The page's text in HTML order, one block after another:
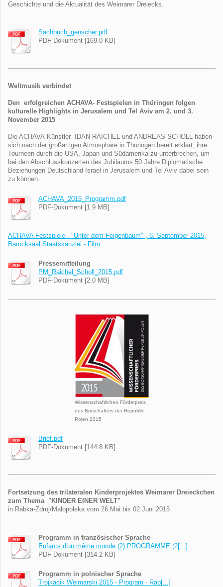
Geschichte und die Aktualität des Weimarer Dreiecks.
Sachbuch_genscher.pdf
PDF-Dokument [169.0 KB]
Weltmusik verbindet
Den erfolgreichen ACHAVA- Festspielen in Thüringen folgen
kulturelle Highlights in Jerusalem und Tel Aviv am 2. und 3.
November 2015
Die ACHAVA-Künstler IDAN RAICHEL und ANDREAS SCHOLL haben
sich nach der großartigen Atmosphäre in Thüringen bereit erklärt, ihre
Tourneen durch die USA, Japan und Südamerika zu unterbrechen, um
bei den Abschlusskonzerten des Jubiläums 50 Jahre Diplomatische
Beziehungen Deutschland-Israel in Jerusalem und Tel Aviv dabei sein
zu können.
ACHAVA_2015_Programm.pdf
PDF-Dokument [1.9 MB]
ACHAVA Festspiele - "Unter dem Feigenbaum" , 6. September 2015,
Barocksaal Staatskanzlei - Film
Pressemitteilung
PM_Raichel_Scholl_2015.pdf
PDF-Dokument [2.0 MB]
Wissenschaftlichen Förderpreis
des Botschafters der Republik
Polen 2015
Brief.pdf
PDF-Dokument [144.8 KB]
Fortsetzung des trilateralen Kinderprojektes Weimarer Dreieckchen
zum Thema "KINDER EINER WELT"
in Rabka-Zdroj/Malopolska vom 26.Mai.bis 02.Juni 2015
Programm in französischer Sprache
Enfants d'un même monde (2) PROGRAMME (2[...]
PDF-Dokument [314.2 KB]
Programm in polnischer Sprache
Trojkacik Weimarski 2015 - Program - Rab[...]